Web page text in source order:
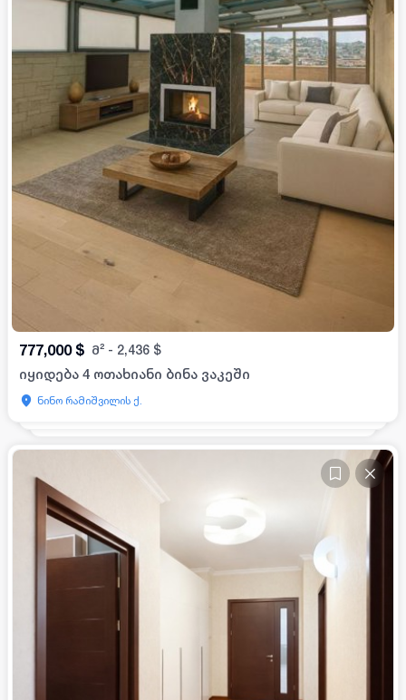
777,000 $ მ² - 2,436 $
იყიდება 4 ოთახიანი ბინა ვაკეში
ნინო რამიშვილის ქ.